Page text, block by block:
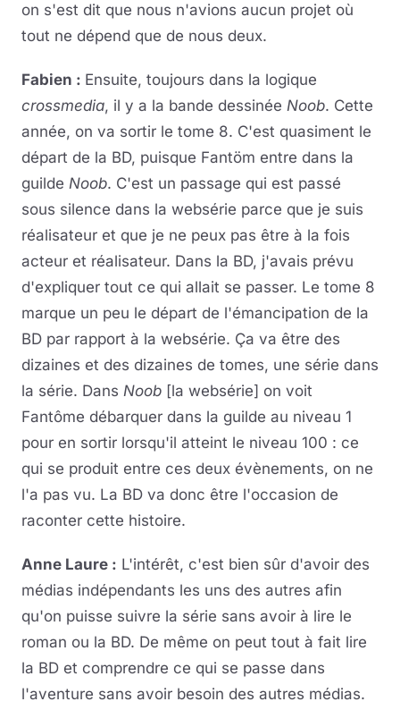
on s'est dit que nous n'avions aucun projet où
tout ne dépend que de nous deux.
Fabien : Ensuite, toujours dans la logique
crossmedia, il y a la bande dessinée Noob. Cette
année, on va sortir le tome 8. C'est quasiment le
départ de la BD, puisque Fantöm entre dans la
guilde Noob. C'est un passage qui est passé
sous silence dans la websérie parce que je suis
réalisateur et que je ne peux pas être à la fois
acteur et réalisateur. Dans la BD, j'avais prévu
d'expliquer tout ce qui allait se passer. Le tome 8
marque un peu le départ de l'émancipation de la
BD par rapport à la websérie. Ça va être des
dizaines et des dizaines de tomes, une série dans
la série. Dans Noob [la websérie] on voit
Fantôme débarquer dans la guilde au niveau 1
pour en sortir lorsqu'il atteint le niveau 100 : ce
qui se produit entre ces deux évènements, on ne
l'a pas vu. La BD va donc être l'occasion de
raconter cette histoire.
Anne Laure : L'intérêt, c'est bien sûr d'avoir des
médias indépendants les uns des autres afin
qu'on puisse suivre la série sans avoir à lire le
roman ou la BD. De même on peut tout à fait lire
la BD et comprendre ce qui se passe dans
l'aventure sans avoir besoin des autres médias.